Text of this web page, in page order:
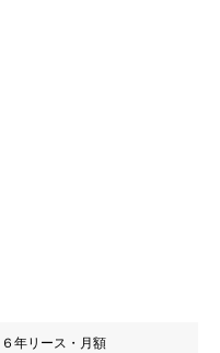
６年リース・月額